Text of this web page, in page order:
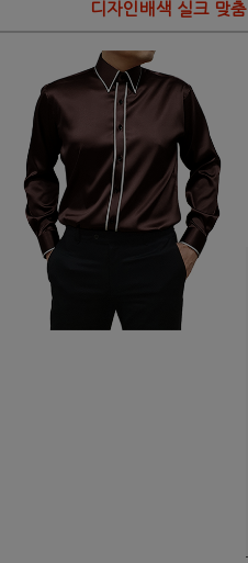
디자인배색 실크 맞춤